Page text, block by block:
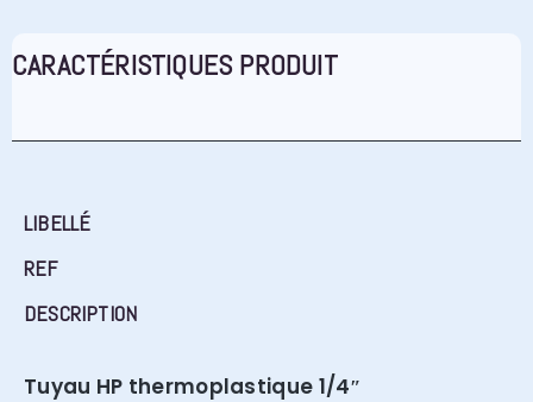
CARACTÉRISTIQUES PRODUIT
LIBELLÉ
REF
DESCRIPTION
Tuyau HP thermoplastique 1/4″